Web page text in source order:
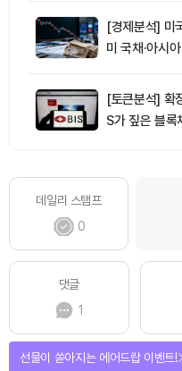
[경제분석] 미
미 국채·아시
[토큰분석] 확
S가 짚은 블록
데일리 스탬프
0
댓글
1
선물이 쏟아지는 에어드랍 이벤트!